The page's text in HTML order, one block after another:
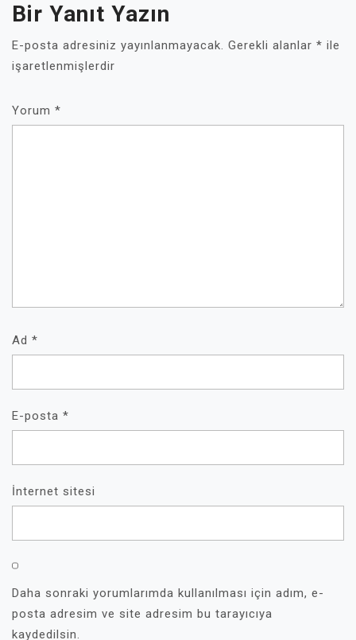
Bir Yanıt Yazın
E-posta adresiniz yayınlanmayacak. Gerekli alanlar * ile
işaretlenmişlerdir
Yorum *
Ad *
E-posta *
İnternet sitesi
Daha sonraki yorumlarımda kullanılması için adım, e-
posta adresim ve site adresim bu tarayıcıya
kaydedilsin.